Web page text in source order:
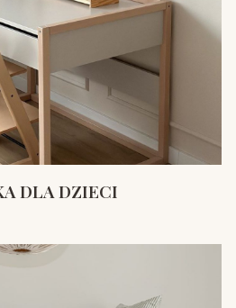
DLA DZIECI